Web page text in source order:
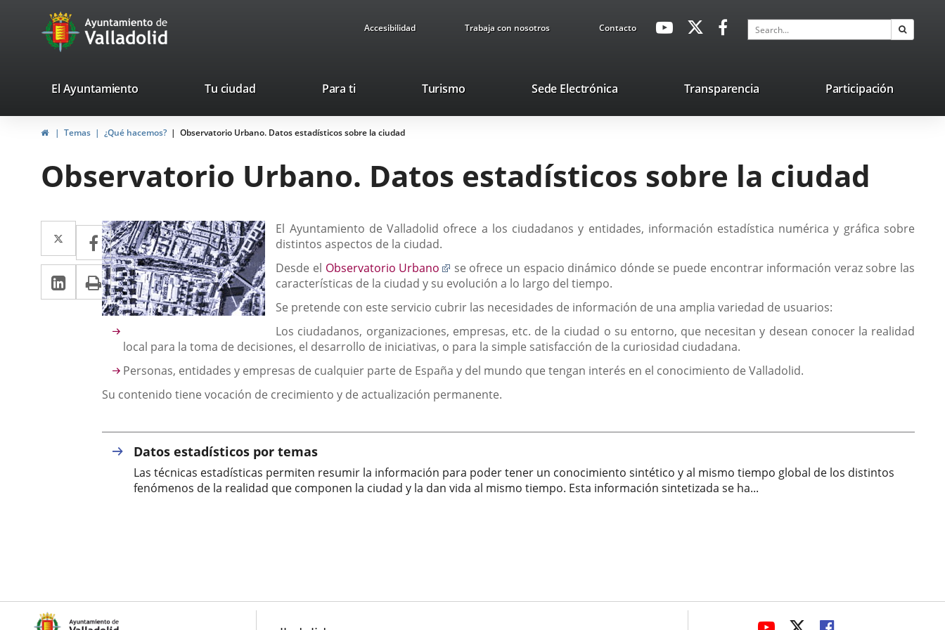
Portal
Web
Ayuntamiento
de
Accesibilidad Trabaja con nosotros ContactoavaHeaderSocial
Link
Link
application.
application.
Search
valladolid.es
El Ayuntamiento Tu ciudad Para ti TurismoThis
will
pop-
Sede ElectrónicaLink
external
Transparencia Participación
HomeTemas ¿Qué hacemos? Observatorio Urbano. Datos estadísticos sobre la ciudad
Observatorio Urbano. Datos estadísticos sobre la ciudad
Twitter
Enlace
a
una
aplicación
externa.
Facebook
Enlace
a
una
aplicación
externa.
Linkedin
Enlace
a
aplicación
externa.
Print
Descripción
El Ayuntamiento de Valladolid ofrece a los ciudadanos y entidades, información estadística numérica y gráfica sobre
distintos aspectos de la ciudad.
Desde el Observatorio Urbano
Enlace
a
aplicación
externa.
se ofrece un espacio dinámico dónde se puede encontrar información veraz sobre las
características de la ciudad y su evolución a lo largo del tiempo.
Se pretende con este servicio cubrir las necesidades de información de una amplia variedad de usuarios:
Los ciudadanos, organizaciones, empresas, etc. de la ciudad o su entorno, que necesitan y desean conocer la realidad
local para la toma de decisiones, el desarrollo de iniciativas, o para la simple satisfacción de la curiosidad ciudadana.
Personas, entidades y empresas de cualquier parte de España y del mundo que tengan interés en el conocimiento de Valladolid.
Su contenido tiene vocación de crecimiento y de actualización permanente.
Datos estadísticos por temas
Las técnicas estadísticas permiten resumir la información para poder tener un conocimiento sintético y al mismo tiempo global de los distintos
fenómenos de la realidad que componen la ciudad y la dan vida al mismo tiempo. Esta información sintetizada se ha...
LINK LINKLINK